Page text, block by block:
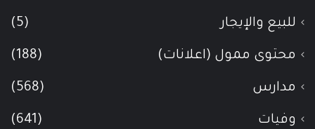
للبيع والإيجار (5)
محتوى ممول (اعلانات) (188)
مدارس (568)
وفيات (641)